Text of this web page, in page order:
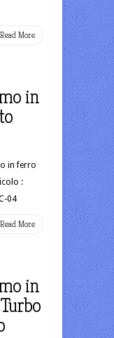
Read More
in
in ferro
:
04
Read More
in